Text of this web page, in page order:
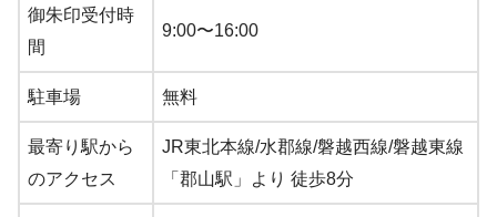
御朱印受付時
間
9:00〜16:00
駐車場 無料
最寄り駅から
のアクセス
JR東北本線/水郡線/磐越西線/磐越東線
「郡山駅」より 徒歩8分